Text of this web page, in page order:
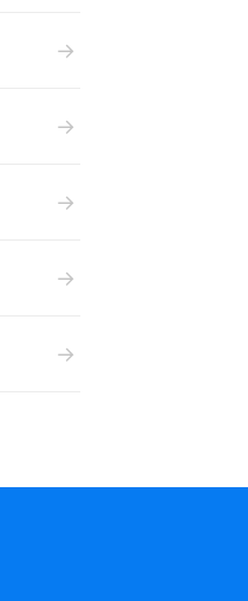
→
→
→
→
→